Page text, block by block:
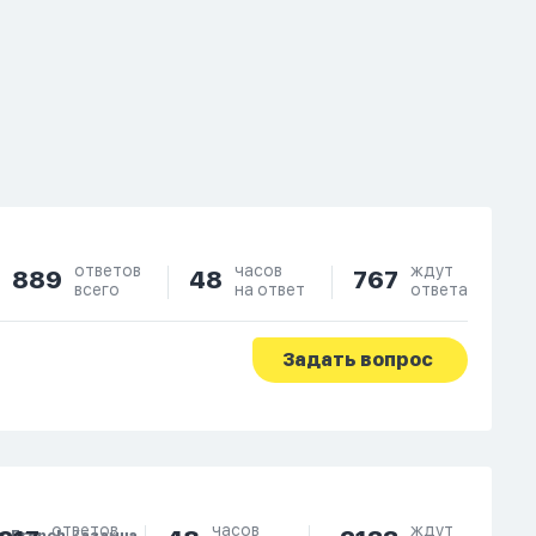
889
ответов
всего
48
часов
на ответ
767
ждут
ответа
Задать вопрос
ответов
часов
ждут